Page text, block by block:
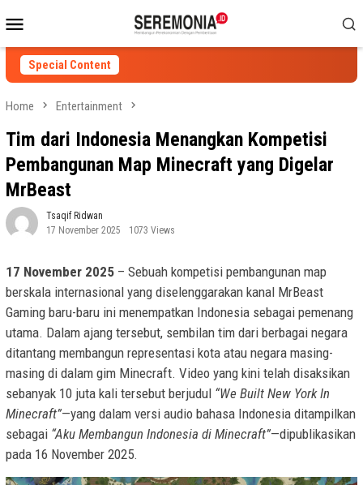
to
contentMenu
Special Content
Home Entertainment
Tim dari Indonesia Menangkan Kompetisi
Pembangunan Map Minecraft yang Digelar
MrBeast
Tsaqif Ridwan
17 November 2025
1073 Views
17 November 2025 – Sebuah kompetisi pembangunan map
berskala internasional yang diselenggarakan kanal MrBeast
Gaming baru-baru ini menempatkan Indonesia sebagai pemenang
utama. Dalam ajang tersebut, sembilan tim dari berbagai negara
ditantang membangun representasi kota atau negara masing-
masing di dalam gim Minecraft. Video yang kini telah disaksikan
sebanyak 10 juta kali tersebut berjudul “We Built New York In
Minecraft”—yang dalam versi audio bahasa Indonesia ditampilkan
sebagai “Aku Membangun Indonesia di Minecraft”—dipublikasikan
pada 16 November 2025.